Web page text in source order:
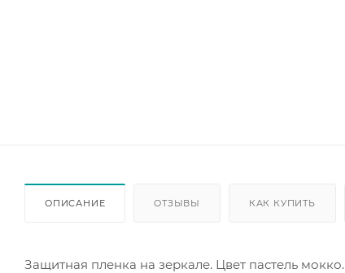
ОПИСАНИЕ ОТЗЫВЫ КАК КУПИТЬ
Защитная пленка на зеркале. Цвет пастель мокко.